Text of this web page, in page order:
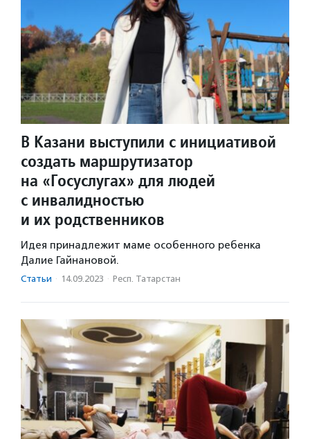
В Казани выступили с инициативой
создать маршрутизатор
на «Госуслугах» для людей
с инвалидностью
и их родственников
Идея принадлежит маме особенного ребенка
Далие Гайнановой.
Статьи · 14.09.2023 · Респ. Татарстан